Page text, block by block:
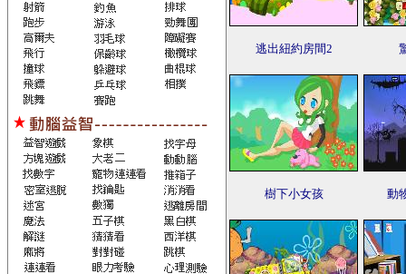
逃出紐約房間2
樹下小女孩 動